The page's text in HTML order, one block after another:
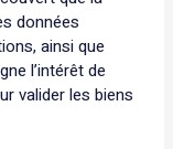
données
ainsi que
l’intérêt de
valider les biens